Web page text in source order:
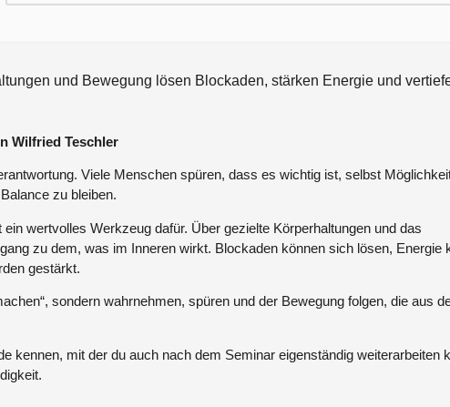
und Bewegung lösen Blockaden, stärken Energie und
Wilfried Teschler
Viele Menschen spüren, dass es wichtig ist, selbst
zu bleiben.
wertvolles Werkzeug dafür. Über gezielte Körperhaltungen und das
zu dem, was im Inneren wirkt. Blockaden können sich lösen, Energie
gestärkt.
sondern wahrnehmen, spüren und der Bewegung folgen, die aus
kennen, mit der du auch nach dem Seminar eigenständig weiterarbeiten